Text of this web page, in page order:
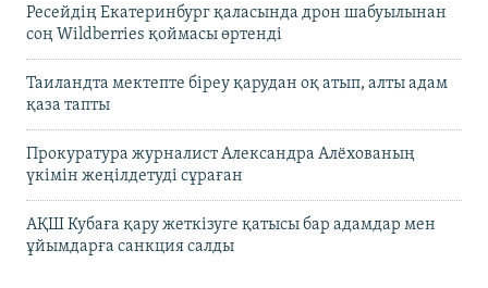
Ресейдің Екатеринбург қаласында дрон шабуылынан
соң Wildberries қоймасы өртенді
Таиландта мектепте біреу қарудан оқ атып, алты адам
қаза тапты
Прокуратура журналист Александра Алёхованың
үкімін жеңілдетуді сұраған
АҚШ Кубаға қару жеткізуге қатысы бар адамдар мен
ұйымдарға санкция салды